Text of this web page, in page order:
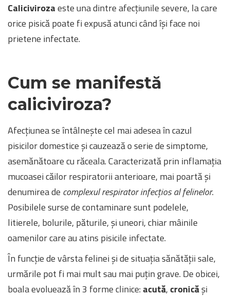
Calicivirozaeste una dintre afecțiunile severe, la care
orice pisică poate fi expusă atunci când își face noi
prietene infectate.
Cum se manifestă
caliciviroza?
Afecțiunea se întâlnește cel mai adesea în cazul
pisicilor domestice și cauzează o serie de simptome,
asemănătoare cu răceala. Caracterizată prin inflamația
mucoasei căilor respiratorii anterioare, mai poartă și
denumirea de complexul respirator infecțios al felinelor.
Posibilele surse de contaminare sunt podelele,
litierele, bolurile, păturile, și uneori, chiar mâinile
oamenilor care au atins pisicile infectate.
În funcție de vârsta felinei și de situația sănătății sale,
urmările pot fi mai mult sau mai puțin grave. De obicei,
boala evoluează în 3 forme clinice: acută, cronicăși